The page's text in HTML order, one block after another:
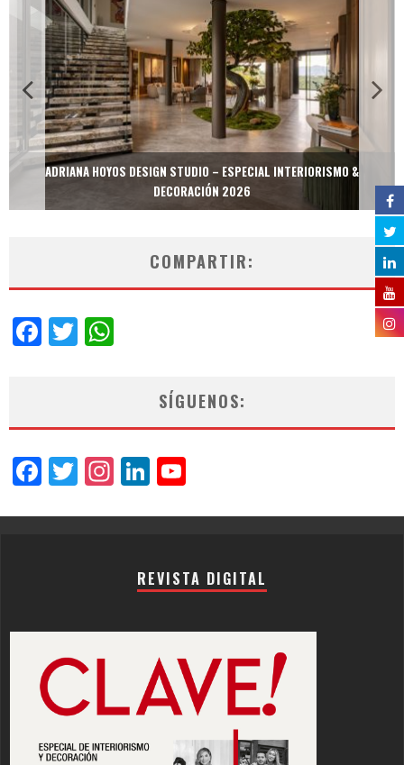
ADRIANA HOYOS DESIGN STUDIO – ESPECIAL INTERIORISMO &
DECORACIÓN 2026
COMPARTIR:
Facebook
Twitter
SÍGUENOS:
Facebook
Twitter
Instagram
LinkedIn
REVISTA DIGITAL